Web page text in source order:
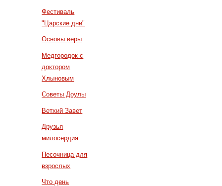
Фестиваль
"Царские дни"
Основы веры
Медгородок с
доктором
Хлыновым
Советы Доулы
Ветхий Завет
Друзья
милосердия
Песочница для
взрослых
Что день